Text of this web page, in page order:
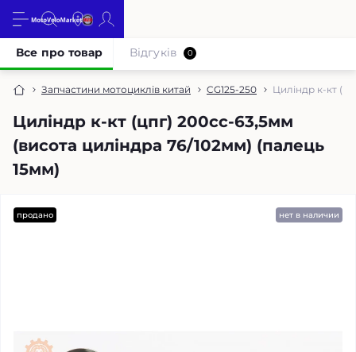
Запчастини мотоциклів китай CG125-250 Циліндр к-кт
Циліндр к-кт (цпг) 200cc-63,5мм
(висота циліндра 76/102мм) (палець
15мм)
Все про товар Відгуків 0
продано нет в наличии